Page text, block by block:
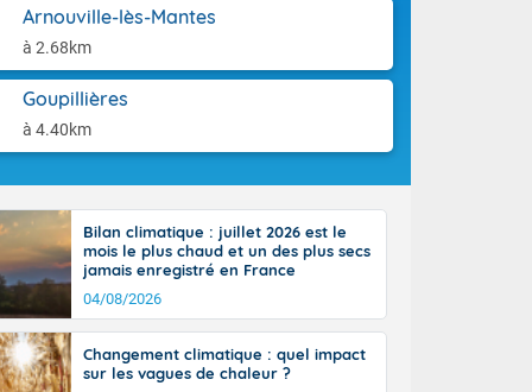
Arnouville-lès-Mantes
à 2.68km
Goupillières
à 4.40km
de
reste du
orages
le rivage
virulents
et
sur le
localement
de la
90 à 110
de Manche
avec
Bilan climatique : juillet 2026 est le
mois le plus chaud et un des plus secs
jamais enregistré en France
04/08/2026
Changement climatique : quel impact
sur les vagues de chaleur ?